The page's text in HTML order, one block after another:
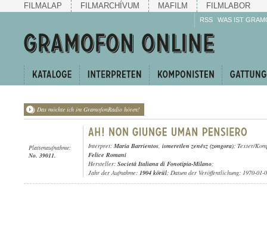
FILMALAP FILMARCHÍVUM MAFILM FILMLABOR
RSS WAS IST
Das möchte ich im GramofonRadio hören!
Plattenaufnahme:
No. 39011.
Interpret: Maria Barrientos, ismeretlen zenész (zongora); Texter/
Felice Romani
Hersteller: Societá Italiana di Fonotipia-Milano;
Jahr der Aufnahme: 1904 körül; Datum der Veröffentlichung: 1970-01-